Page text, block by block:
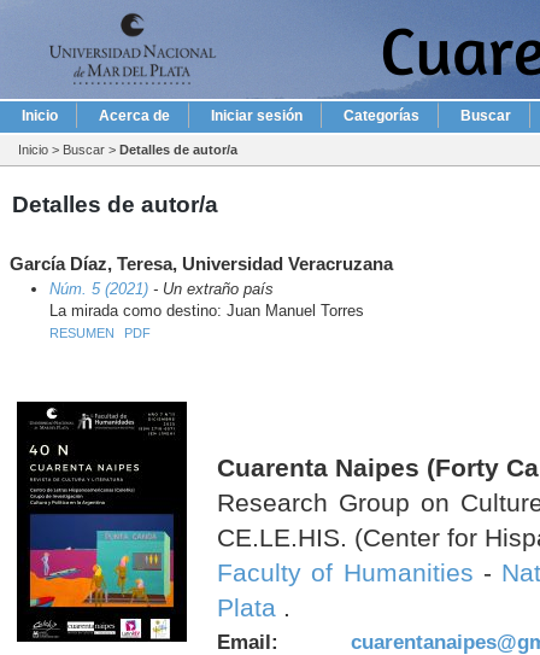
Inicio Acerca de Iniciar sesión Categorías Buscar
Inicio > Buscar > Detalles de autor/a
Detalles de autor/a
García Díaz, Teresa, Universidad Veracruzana
Núm. 5 (2021) - Un extraño país
La mirada como destino: Juan Manuel Torres
RESUMEN PDF
Cuarenta Naipes (Forty
Research Group on
CE.LE.HIS. (Center for
Faculty of Humanities -
Plata
Email: